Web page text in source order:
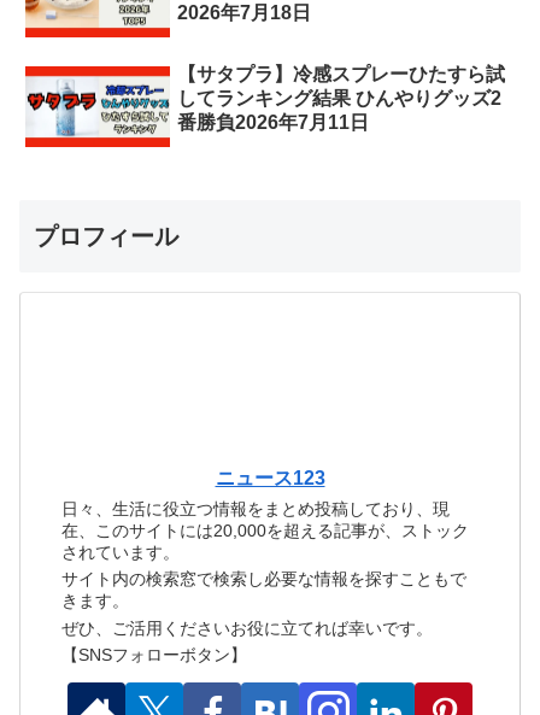
2026年7月18日
【サタプラ】冷感スプレーひたすら試
してランキング結果 ひんやりグッズ2
番勝負2026年7月11日
プロフィール
ニュース123
日々、生活に役立つ情報をまとめ投稿しており、現
在、このサイトには20,000を超える記事が、ストック
されています。
サイト内の検索窓で検索し必要な情報を探すこともで
きます。
ぜひ、ご活用くださいお役に立てれば幸いです。
【SNSフォローボタン】